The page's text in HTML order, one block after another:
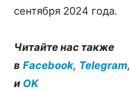
сентября 2024 года.
Читайте нас также
в Facebook, Telegram,
и OK